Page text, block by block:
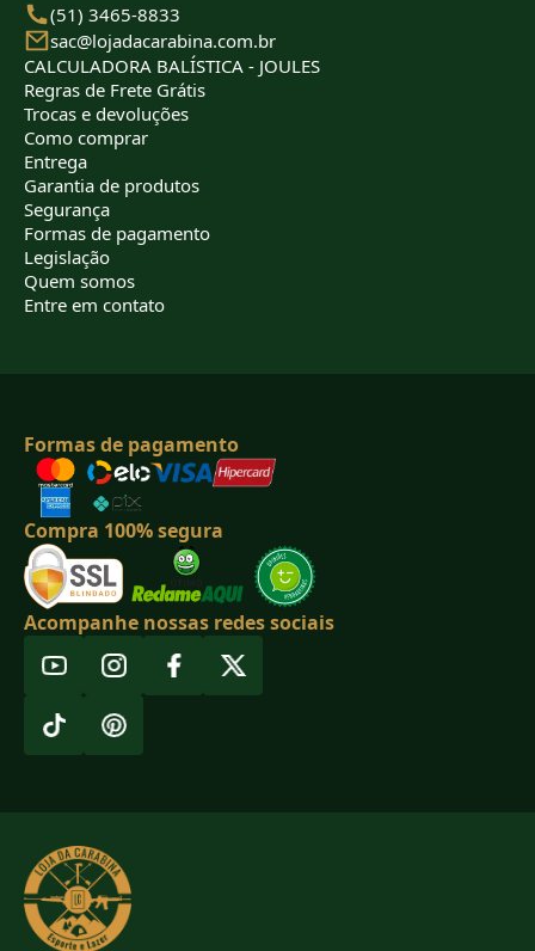
(51) 3465-8833
sac@lojadacarabina.com.br
CALCULADORA BALÍSTICA - JOULES
Regras de Frete Grátis
Trocas e devoluções
Como comprar
Entrega
Garantia de produtos
Segurança
Formas de pagamento
Legislação
Quem somos
Entre em contato
Formas de pagamento
Compra 100% segura
Acompanhe nossas redes sociais